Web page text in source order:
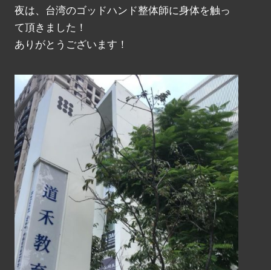
夜は、台湾のゴッドハンド整体師に身体を触っ
て頂きました！
ありがとうございます！